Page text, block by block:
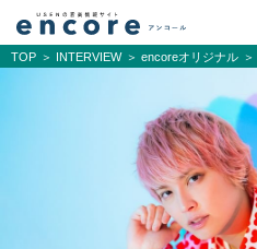
TOP INTERVIEW encoreオリジナル